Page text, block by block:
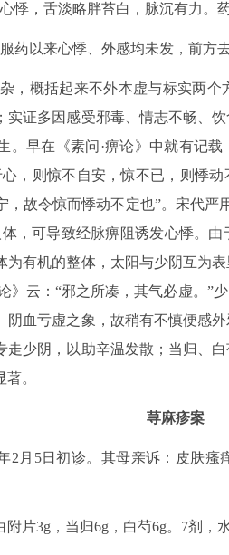
悸，舌淡略胖苔白，脉沉有力。
药以来心悸、外感均未发，前方
，概括起来不外本虚与标实两
实证多因感受邪毒、情志不畅、
。早在《素问·痹论》中就有记
心，则惊不自安，惊不已，则悸
，故令惊而悸动不定也”。宋代
，可导致经脉痹阻诱发心悸。
为有机的整体，太阳与少阴互为
》云：“邪之所凑，其气必虚。”
阴血亏虚之象，故稍有不慎便感
走少阴，以助辛温发散；当归、
。
荨麻疹案
2月5日初诊。其母亲诉：皮肤
片3g，当归6g，白芍6g。7剂，